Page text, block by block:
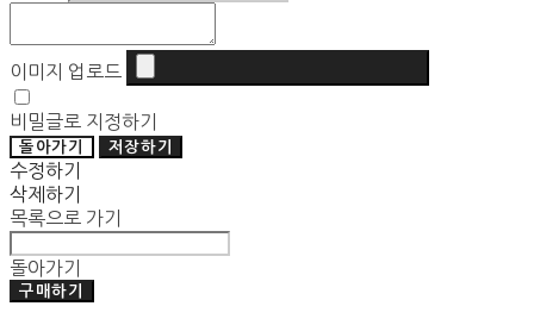
이미지 업로드
비밀글로 지정하기
돌아가기 저장하기
수정하기
삭제하기
목록으로 가기
돌아가기
구매하기